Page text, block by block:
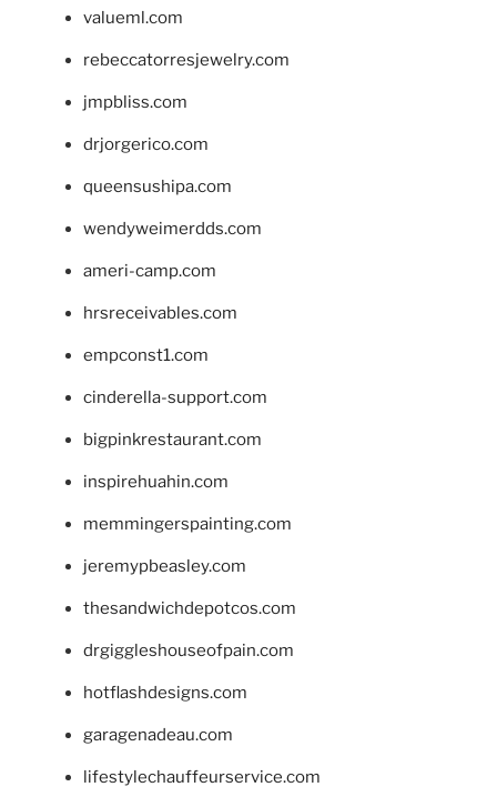
valueml.com
rebeccatorresjewelry.com
jmpbliss.com
drjorgerico.com
queensushipa.com
wendyweimerdds.com
ameri-camp.com
hrsreceivables.com
empconst1.com
cinderella-support.com
bigpinkrestaurant.com
inspirehuahin.com
memmingerspainting.com
jeremypbeasley.com
thesandwichdepotcos.com
drgiggleshouseofpain.com
hotflashdesigns.com
garagenadeau.com
lifestylechauffeurservice.com